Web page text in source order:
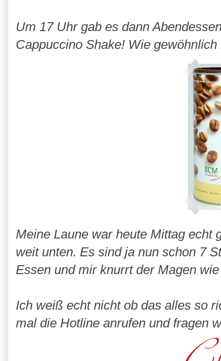
Um 17 Uhr gab es dann
Cappuccino Shake! Wie
Meine Laune war heute Mittag echt
weit unten. Es sind ja nun schon 7
Essen und mir knurrt der Magen
Ich weiß echt nicht ob das alles so
mal die Hotline anrufen und fragen